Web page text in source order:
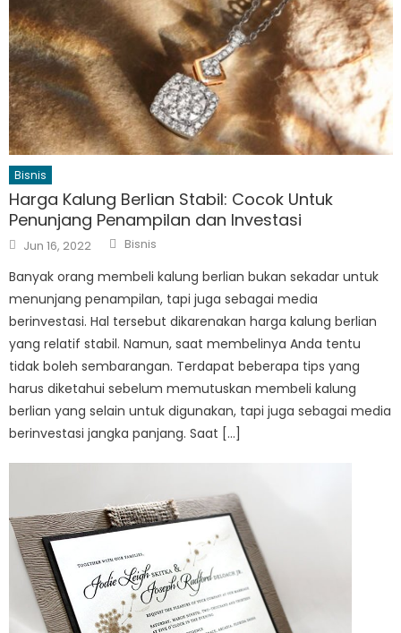
Bisnis
Harga Kalung Berlian Stabil: Cocok Untuk
Penunjang Penampilan dan Investasi
Posted
on
Jun 16, 2022 Author
Bisnis
Banyak orang membeli kalung berlian bukan sekadar untuk
menunjang penampilan, tapi juga sebagai media
berinvestasi. Hal tersebut dikarenakan harga kalung berlian
yang relatif stabil. Namun, saat membelinya Anda tentu
tidak boleh sembarangan. Terdapat beberapa tips yang
harus diketahui sebelum memutuskan membeli kalung
berlian yang selain untuk digunakan, tapi juga sebagai media
berinvestasi jangka panjang. Saat […]